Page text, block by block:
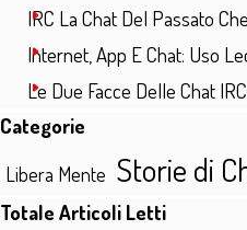
IRC La Chat Del Passato
Internet, App E Chat: Uso
Le Due Facce Delle Chat IRC
Salta blocco Categorie
Categorie
Libera Mente Storie di
Salta blocco Totale
Totale Articoli Letti